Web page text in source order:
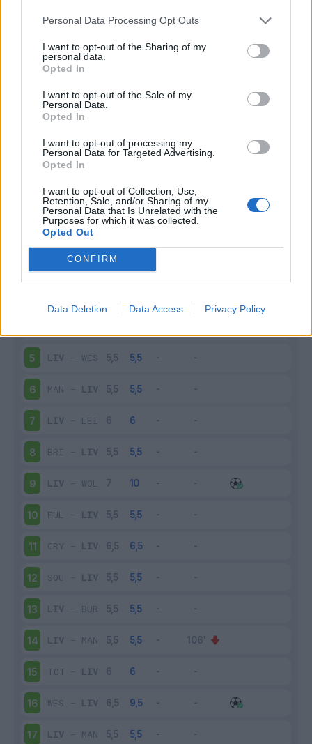
Personal Data Processing Opt Outs
I want to opt-out of the Sharing of my
personal data.
Opted In
I want to opt-out of the Sale of my
Personal Data.
Opted In
I want to opt-out of processing my
Personal Data for Targeted Advertising.
Opted In
I want to opt-out of Collection, Use,
Retention, Sale, and/or Sharing of my
Personal Data that Is Unrelated with the
Purposes for which it was collected.
Opted Out
CONFIRM
Data Deletion Data Access Privacy Policy
Infortunato 0 - 0%
Inutilizzato
Scarica riepilogo
stagionale
Giornata Voto FV Entrato Uscito Bonus/Malus
LIV-ARS
-LIV
5 LIV - WES
6 MAN - LIV
7 LIV - LEI
8 BRI - LIV
9 LIV - WOL
10 FUL - LIV
11 CRY - LIV
12 SOU - LIV
13 LIV - BUR
14 LIV - MAN
15 TOT - LIV
16 WES - LIV
17 LIV - MAN